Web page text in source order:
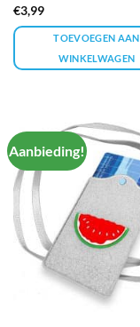
Gewaardeerd
5uit 5
€3,99
TOEVOEGEN AAN
WINKELWAGEN
Aanbieding!